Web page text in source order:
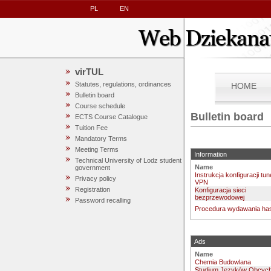
PL EN
virTUL
Statutes, regulations, ordinances
Bulletin board
Course schedule
ECTS Course Catalogue
Tuition Fee
Mandatory Terms
Meeting Terms
Technical University of Lodz student
government
Privacy policy
Registration
Password recalling
HOME
Bulletin board
Information
Name
Instrukcja konfiguracji
VPN
Konfiguracja sieci
bezprzewodowej
Procedura wydawania
Ads
Name
Chemia Budowlana